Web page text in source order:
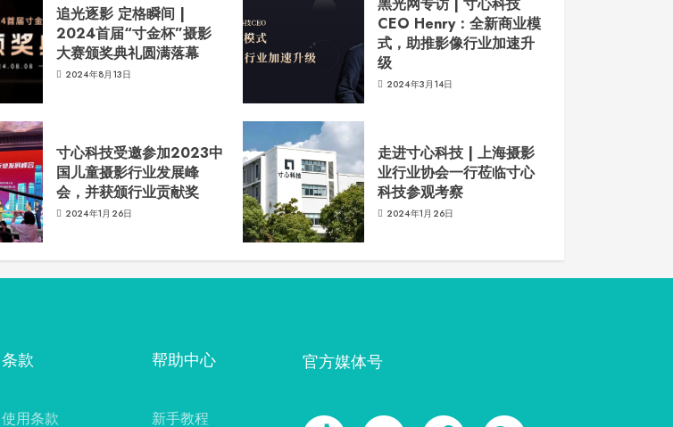
追光逐影 定格瞬间 |
2024首届“寸金杯”摄影
大赛颁奖典礼圆满落幕
2024年8月13日
CEO Henry：全新商业模
式，助推影像行业加速升
级
2024年3月14日
寸心科技受邀参加2023中
国儿童摄影行业发展峰
会，并获颁行业贡献奖
2024年1月26日
走进寸心科技 | 上海摄影
业行业协会一行莅临寸心
科技参观考察
2024年1月26日
条款
使用条款
帮助中心
新手教程
官方媒体号